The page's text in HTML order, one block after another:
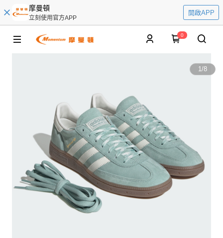
摩曼頓
立刻使用官方APP
開啟APP
0
1/8